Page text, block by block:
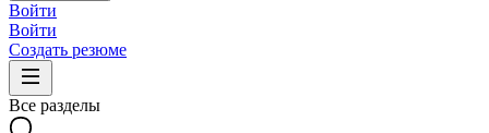
Войти
Войти
Создать резюме
Все разделы